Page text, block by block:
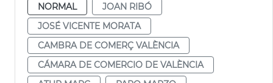
NORMAL
JOAN RIBÓ
JOSÉ VICENTE MORATA
CAMBRA DE COMERÇ VALÈNCIA
CÁMARA DE COMERCIO DE VALÈNCIA